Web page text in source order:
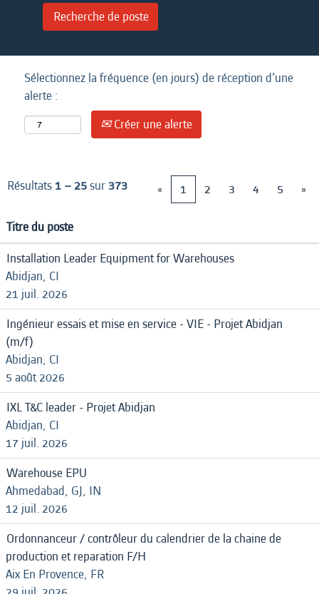
Sélectionnez la fréquence (en jours) de réception d’une
alerte :
Créer une alerte
Résultats1 – 25sur 373 « 1 2 3 4 5 »
Titre du poste
Installation Leader Equipment for Warehouses
Abidjan, CI
21 juil. 2026
Ingénieur essais et mise en service - VIE - Projet Abidjan
(m/f)
Abidjan, CI
5 août 2026
IXL T&C leader - Projet Abidjan
Abidjan, CI
17 juil. 2026
Warehouse EPU
Ahmedabad, GJ, IN
12 juil. 2026
Ordonnanceur / contrôleur du calendrier de la chaine de
production et reparation F/H
Aix En Provence, FR